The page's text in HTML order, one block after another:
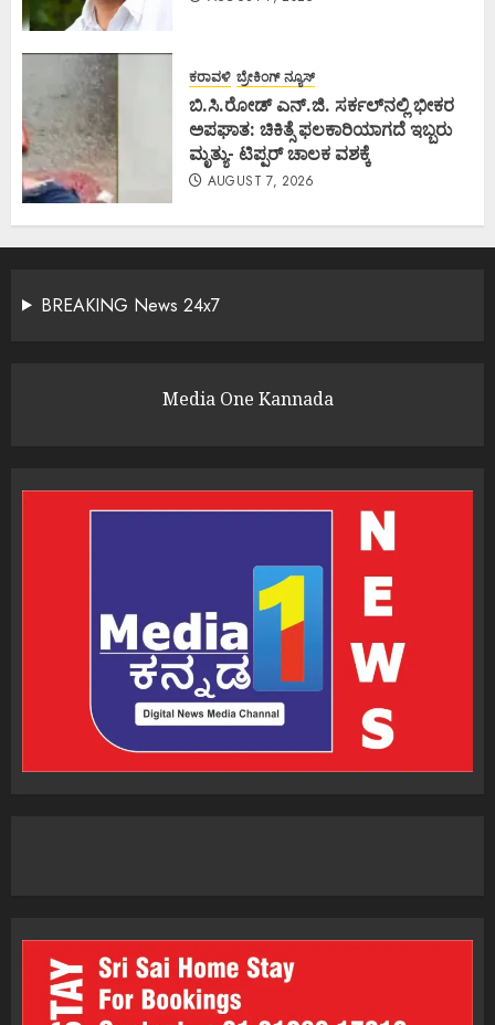
ಕರಾವಳಿ ಬ್ರೇಕಿಂಗ್ ನ್ಯೂಸ್
ಬಿ.ಸಿ.ರೋಡ್ ಎನ್.ಜಿ. ಸರ್ಕಲ್‌ನಲ್ಲಿ ಭೀಕರ
ಅಪಘಾತ: ಚಿಕಿತ್ಸೆ ಫಲಕಾರಿಯಾಗದೆ ಇಬ್ಬರು
ಮೃತ್ಯು- ಟಿಪ್ಪರ್ ಚಾಲಕ ವಶಕ್ಕೆ
AUGUST 7, 2026
BREAKING News 24x7
Media One Kannada